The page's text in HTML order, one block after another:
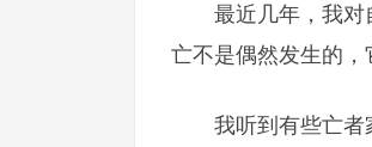
最近几年，我
亡不是偶然发生的，
我听到有些亡者